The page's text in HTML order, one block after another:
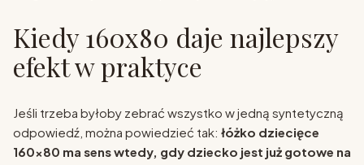
Kiedy 160x80 daje najlepszy
efekt w praktyce
Jeśli trzeba byłoby zebrać wszystko w jedną syntetyczną
odpowiedź, można powiedzieć tak: łóżko dziecięce
160x80 ma sens wtedy, gdy dziecko jest już gotowe na